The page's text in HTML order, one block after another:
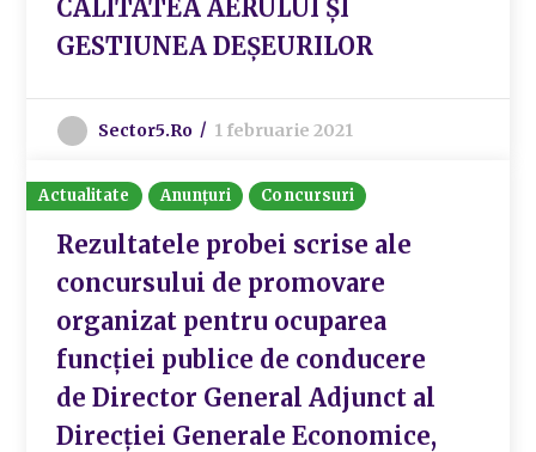
CALITATEA AERULUI ȘI
GESTIUNEA DEȘEURILOR
Sector5.ro 1 februarie 2021
Actualitate Anunțuri Concursuri
Rezultatele probei scrise ale
concursului de promovare
organizat pentru ocuparea
funcției publice de conducere
de Director General Adjunct al
Direcției Generale Economice,